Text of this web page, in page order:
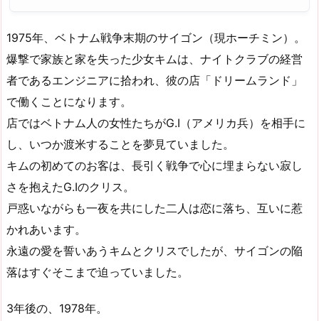
1975年、ベトナム戦争末期のサイゴン（現ホーチミン）。
爆撃で家族と家を失った少女キムは、ナイトクラブの経営
者であるエンジニアに拾われ、彼の店「ドリームランド」
で働くことになります。
店ではベトナム人の女性たちがG.I（アメリカ兵）を相手に
し、いつか渡米することを夢見ていました。
キムの初めてのお客は、長引く戦争で心に埋まらない寂し
さを抱えたG.Iのクリス。
戸惑いながらも一夜を共にした二人は恋に落ち、互いに惹
かれあいます。
永遠の愛を誓いあうキムとクリスでしたが、サイゴンの陥
落はすぐそこまで迫っていました。
3年後の、1978年。